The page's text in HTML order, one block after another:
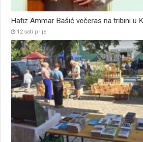
Hafiz Ammar Bašić večeras na tribini u
12 sati prije